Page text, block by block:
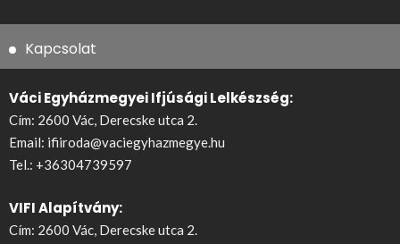
Kapcsolat
Váci Egyházmegyei Ifjúsági Lelkészség:
Cím: 2600 Vác, Derecske utca 2.
Email: ifiiroda@vaciegyhazmegye.hu
Tel.: +36304739597
VIFI Alapítvány:
Cím: 2600 Vác, Derecske utca 2.